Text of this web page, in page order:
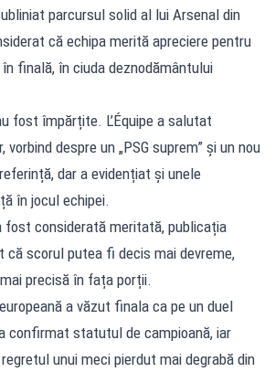
parcursul solid al lui Arsenal din
că echipa merită apreciere pentru
finală, în ciuda deznodământului
fost împărțite. L’Équipe a salutat
despre un „PSG suprem” și un nou
dar a evidențiat și unele
în jocul echipei.
fost considerată meritată, publicația
că scorul putea fi decis mai devreme,
precisă în fața porții.
a văzut finala ca pe un duel
confirmat statutul de campioană, iar
unui meci pierdut mai degrabă din